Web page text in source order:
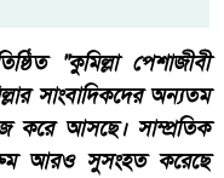
"কুমিল্লা পেশাজীবী
সাংবাদিকদের অন্যতম
করে আসছে। সাম্প্রতিক
আরও সুসংহত করেছে